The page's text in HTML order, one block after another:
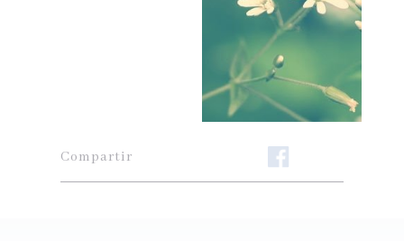
Compartir